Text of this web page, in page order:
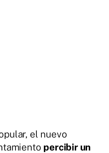
el nuevo
percibir un